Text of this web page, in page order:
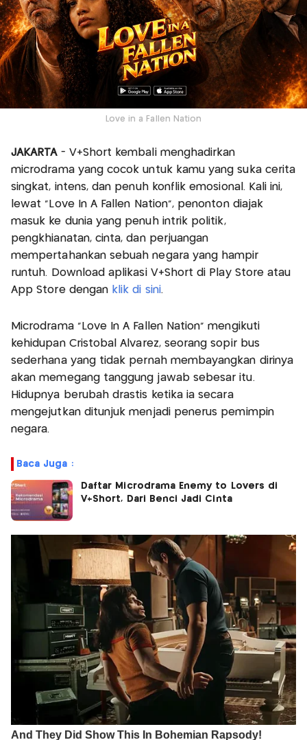
Love in a Fallen Nation
JAKARTA- V+Short kembali menghadirkan
microdrama yang cocok untuk kamu yang suka cerita
singkat, intens, dan penuh konflik emosional. Kali ini,
lewat “Love In A Fallen Nation”, penonton diajak
masuk ke dunia yang penuh intrik politik,
pengkhianatan, cinta, dan perjuangan
mempertahankan sebuah negara yang hampir
runtuh. Download aplikasi V+Short di Play Store atau
App Store dengan klik di sini.
Microdrama “Love In A Fallen Nation” mengikuti
kehidupan Cristobal Alvarez, seorang sopir bus
sederhana yang tidak pernah membayangkan dirinya
akan memegang tanggung jawab sebesar itu.
Hidupnya berubah drastis ketika ia secara
mengejutkan ditunjuk menjadi penerus pemimpin
negara.
Baca Juga :
Daftar Microdrama Enemy to Lovers di
V+Short, Dari Benci Jadi Cinta